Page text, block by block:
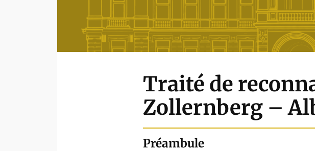
Traité de
Zollernberg –
Préambule